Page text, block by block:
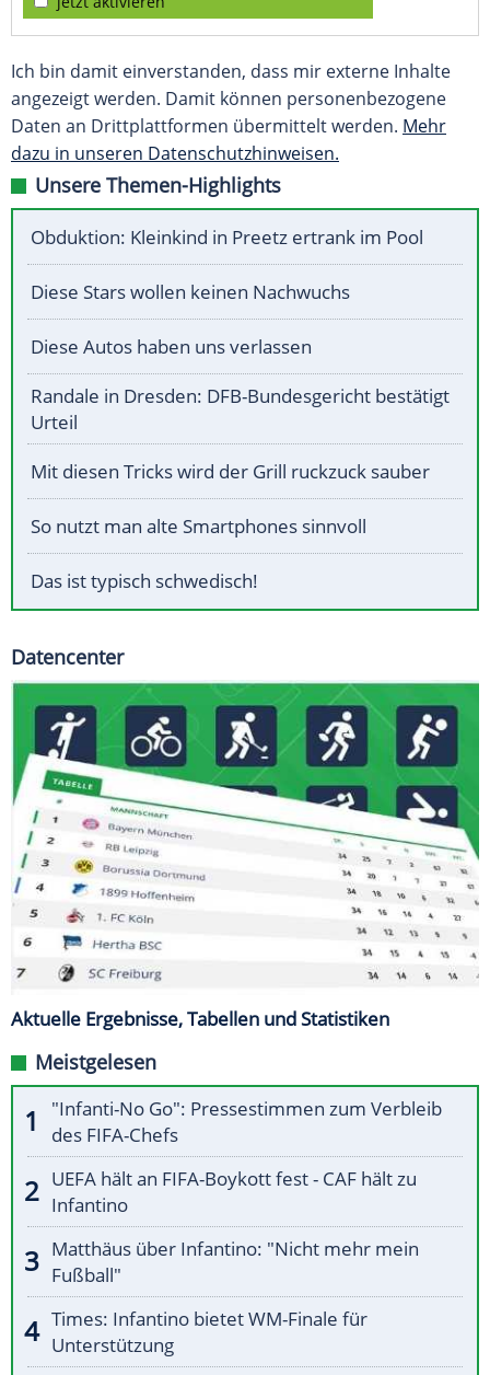
Ich bin damit einverstanden, dass mir externe Inhalte
angezeigt werden. Damit können personenbezogene
Daten an Drittplattformen übermittelt werden. Mehr
dazu in unseren Datenschutzhinweisen.
Unsere Themen-Highlights
Obduktion: Kleinkind in Preetz ertrank im Pool
Diese Stars wollen keinen Nachwuchs
Diese Autos haben uns verlassen
Randale in Dresden: DFB-Bundesgericht bestätigt
Urteil
Mit diesen Tricks wird der Grill ruckzuck sauber
So nutzt man alte Smartphones sinnvoll
Das ist typisch schwedisch!
Datencenter
Aktuelle Ergebnisse, Tabellen und Statistiken
Meistgelesen
"Infanti-No Go": Pressestimmen zum Verbleib
des FIFA-Chefs
UEFA hält an FIFA-Boykott fest - CAF hält zu
Infantino
Matthäus über Infantino: "Nicht mehr mein
Fußball"
Times: Infantino bietet WM-Finale für
Unterstützung